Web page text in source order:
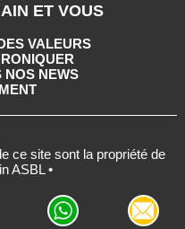
ET VOUS
VALEURS
NOS NEWS
ce site sont la propriété de
ASBL •